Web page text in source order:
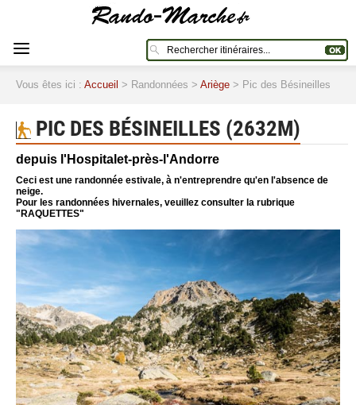
Vous êtes ici : Accueil > Randonnées > Ariège > Pic des Bésineilles
PIC DES BÉSINEILLES (2632M)
depuis l'Hospitalet-près-l'Andorre
Ceci est une randonnée estivale, à n'entreprendre qu'en l'absence de
neige.
Pour les randonnées hivernales, veuillez consulter la rubrique
"RAQUETTES"